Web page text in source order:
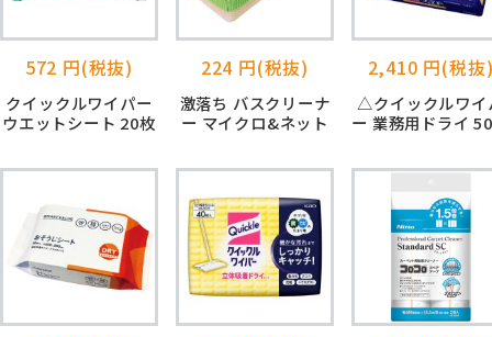
572 円(税抜)
クイックルワイパー
ウエットシート 20枚
224 円(税抜)
激落ち バスクリーナ
ー マイクロ&ネット
2,410 円(税抜
△クイックルワイ
ー 業務用ドライ